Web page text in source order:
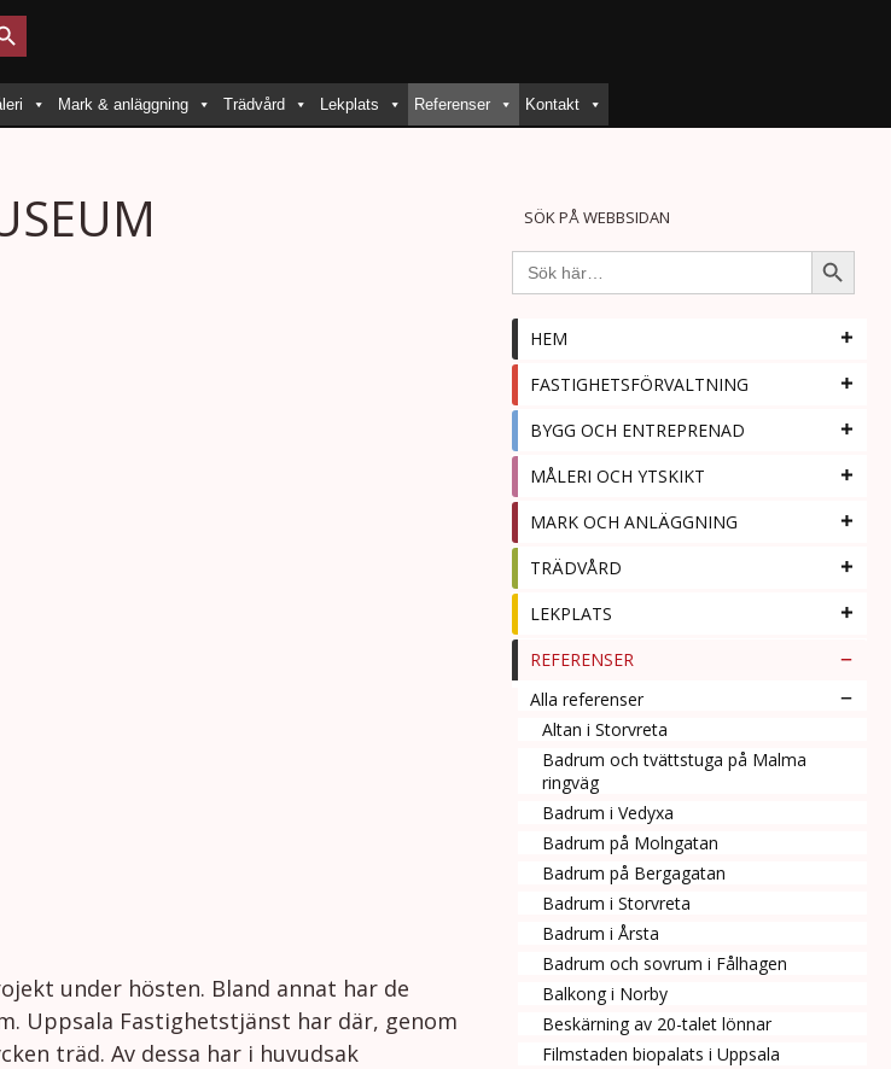
Mark & anläggning Trädvård Lekplats Referenser Kontakt
under hösten. Bland annat har de
Uppsala Fastighetstjänst har där, genom
träd. Av dessa har i huvudsak
SÖK PÅ WEBBSIDAN
Sök
efter:
HEM
FASTIGHETSFÖRVALTNING
BYGG OCH ENTREPRENAD
MÅLERI OCH YTSKIKT
MARK OCH ANLÄGGNING
TRÄDVÅRD
LEKPLATS
REFERENSER
Alla referenser
Altan i Storvreta
Badrum och tvättstuga på Malma
ringväg
Badrum i Vedyxa
Badrum på Molngatan
Badrum på Bergagatan
Badrum i Storvreta
Badrum i Årsta
Badrum och sovrum i Fålhagen
Balkong i Norby
Beskärning av 20-talet lönnar
Filmstaden biopalats i Uppsala